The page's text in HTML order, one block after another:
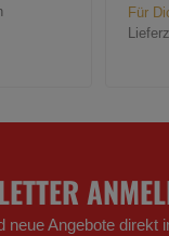
Für
neue Angebote direkt